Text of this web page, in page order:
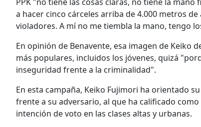
a hacer cinco cárceles arriba de 4.000 metros
violadores. A mí no me tiembla la mano, tengo
En opinión de Benavente, esa imagen de Keiko
más populares, incluidos los jóvenes, quizá
inseguridad frente a la criminalidad".
En esta campaña, Keiko Fujimori ha orientado
frente a su adversario, al que ha calificado
intención de voto en las clases altas y urbanas.